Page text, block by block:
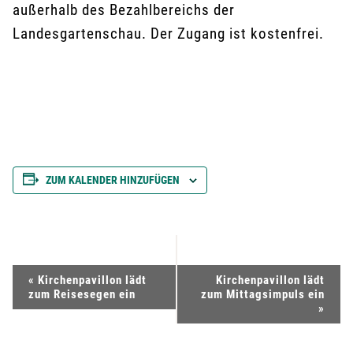
außerhalb des Bezahlbereichs der
Landesgartenschau. Der Zugang ist kostenfrei.
ZUM KALENDER HINZUFÜGEN
e
« Kirchenpavillon lädt
zum Reisesegen ein
Kirchenpavillon lädt
zum Mittagsimpuls ein
»